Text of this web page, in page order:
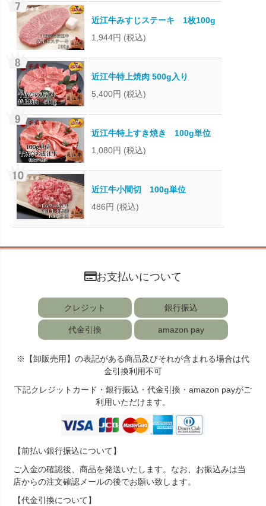
近江牛みすじステーキ 1枚100g
1,944円 (税込)
近江牛特上焼肉 500g入り
5,400円 (税込)
近江牛特上すき焼き 100g単位
1,080円 (税込)
近江牛小間切 100g単位
486円 (税込)
お支払いについて
クレジット 銀行振込
代金引換 amazon pay
※【卸販売用】の表記がある商品及びそれが含まれる場合は代
金引換利用不可
下記クレジットカード・銀行振込・代金引換・amazon payがご
利用いただけます。
【前払い銀行振込について】
ご入金の確認後、商品を発送いたします。なお、お振込みは当
店からの注文確認メールの後でお願い致します。
【代金引換について】